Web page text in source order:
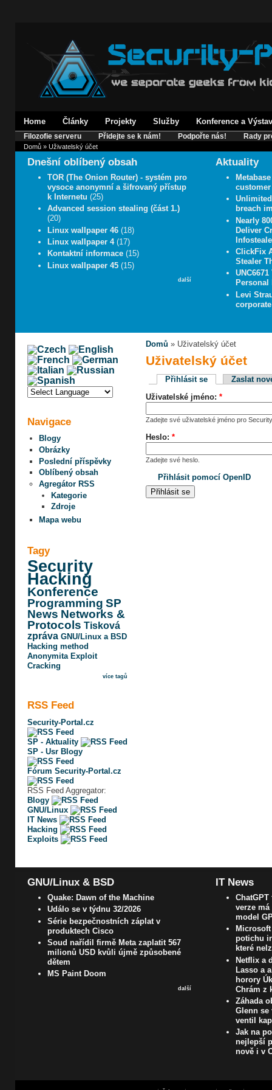
Home Články Projekty Služby Konference a
Filozofie serveru Přidejte se k nám! Podpořte nás! Rady
Domů» Uživatelský účet
Dnešní oblíbený obsah
TOR (The Onion Router) - systém pro
vysoce anonymní a šifrovaný přístup
k Internetu (25)
Advanced session stealing (část 1.)
(20)
Linux wallpaper 46 (18)
Linux wallpaper 4 (17)
Kontaktní informace (15)
Linux wallpaper 45 (15)
další
Aktuality
customer
breach
Nearly
Deliver
ClickFix
Stealer
Personal
Levi
Navigace
Blogy
Obrázky
Poslední příspěvky
Oblíbený obsah
Agregátor RSS
Kategorie
Zdroje
Mapa webu
Tagy
Security
Hacking
Konference
Programming SP
News Networks &
Protocols Tisková
zpráva GNU/Linux a BSD
Hacking method
Anonymita Exploit
Cracking
více tagů
RSS Feed
Security-Portal.cz
SP - Aktuality
SP - Usr Blogy
Fórum Security-Portal.cz
RSS Feed Aggregator:
Blogy
GNU/Linux
IT News
Hacking
Exploits
Domů » Uživatelský účet
Uživatelský účet
Přihlásit se
Zaslat
Uživatelské jméno: *
Zadejte své uživatelské jméno pro
Heslo: *
Zadejte své heslo.
Přihlásit pomocí OpenID
GNU/Linux & BSD
Quake: Dawn of the Machine
Událo se v týdnu 32/2026
Série bezpečnostních záplat v
produktech Cisco
Soud nařídil firmě Meta zaplatit 567
milionů USD kvůli újmě způsobené
dětem
MS Paint Doom
další
IT News
verze
model
potichu
které
Netflix a
Lasso a
horory
Chrám z
Záhada
Glenn se
ventil
Jak na
nejlepší
nově i v